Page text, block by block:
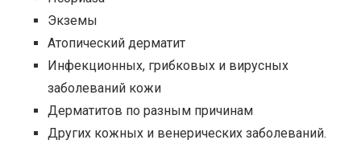
Экземы
Атопический дерматит
Инфекционных, грибковых и вирусных
заболеваний кожи
Дерматитов по разным причинам
Других кожных и венерических заболеваний.